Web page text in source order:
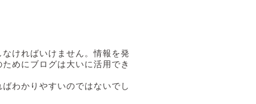
ければいけません。情報を発
めにブログは大いに活用でき
わかりやすいのではないでし